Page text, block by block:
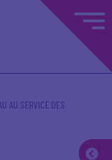
AU SERVICE DES